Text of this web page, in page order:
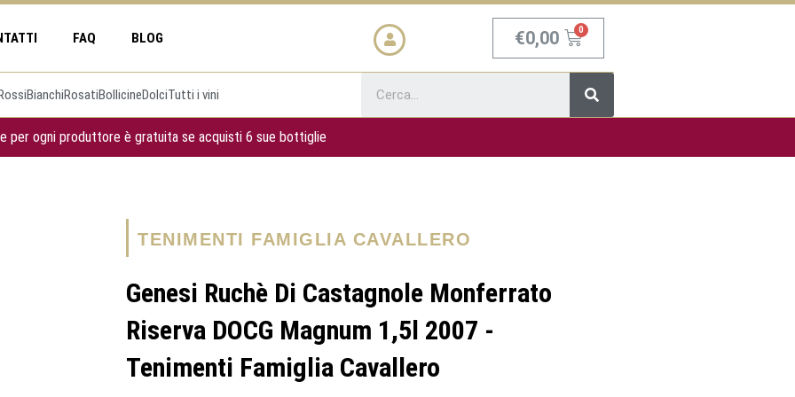
FAQ BLOG €0,00 Carrello
BianchiRosatiBollicineDolciTutti i vini
Cerca
per ogni produttore è gratuita se acquisti 6 sue bottiglie
TENIMENTI FAMIGLIA CAVALLERO
Genesi Ruchè Di Castagnole Monferrato
Riserva DOCG Magnum 1,5l 2007 -
Tenimenti Famiglia Cavallero